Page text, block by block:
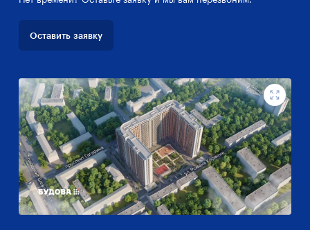
Оставить заявку